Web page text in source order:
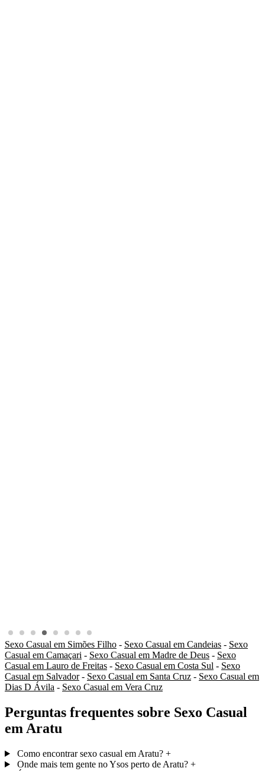
Sexo Casual em Simões Filho - Sexo Casual em Candeias - Sexo
Casual em Camaçari - Sexo Casual em Madre de Deus - Sexo
Casual em Lauro de Freitas - Sexo Casual em Costa Sul - Sexo
Casual em Salvador- Sexo Casual em Santa Cruz - Sexo Casual em
Dias D Ávila - Sexo Casual em Vera Cruz
Perguntas frequentes sobre Sexo Casual
em Aratu
Como encontrar sexo casual em Aratu? +
Onde mais tem gente no Ysos perto de Aratu? +